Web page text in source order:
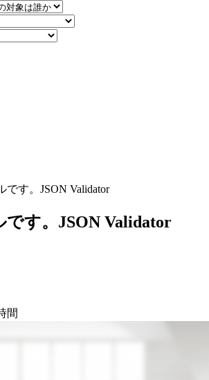
です。JSON Validator
です。JSON Validator
間